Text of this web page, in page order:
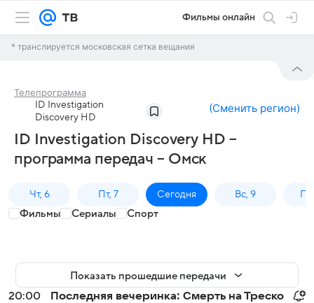
Фильмы онлайн
* транслируется московская сетка вещания
Телепрограмма
ID Investigation
Discovery HD
(Сменить регион)
ID Investigation Discovery HD –
программа передач – Омск
Чт, 6 Пт, 7 Сегодня Вс, 9
Фильмы Сериалы Спорт
Показать прошедшие передачи
20:00
Последняя вечеринка: Смерть на Треско